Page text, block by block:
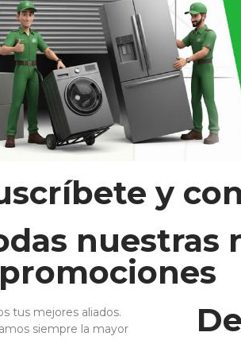
y
nuestras
tus mejores aliados.
siempre la mayor